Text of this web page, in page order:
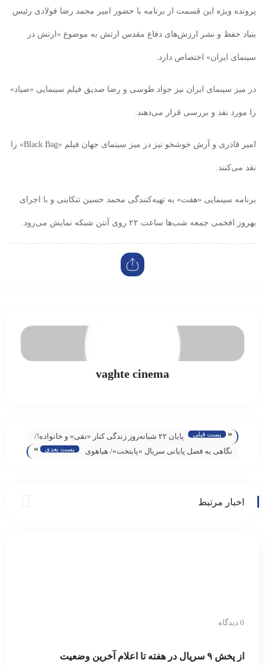
پرونده ویژه این قسمت از برنامه با حضور امیر محمد رضا فولادی رئیس
بنیاد حفظ و نشر ارزش‌های دفاع مقدس ارتش به موضوع «ارتش در
سینمای ایران» اختصاص دارد.
در میز سینمای ایران نیز جواد طوسی و رضا صدیق فیلم سینمایی «صیاد»
را مورد نقد و بررسی قرار می‌دهند.
امیر قادری و آرش خوشخو نیز در میز سینمای جهان فیلم «Black Bag» را
نقد می‌کنند.
برنامه سینمایی «هفت» به تهیه‌کنندگی محمد حسین تنکابنی و با اجرای
بهروز افخمی جمعه شب‌ها ساعت ۲۲ روی آنتن شبکه نمایش ‌می‌رود.
vaghte cinema
« پست قبلی
پایان ٢٢ شبانه‌روز زندگی کنار «نقی» و خانواده!/
نظرخواهی «وقت سینما»؛ از «پایتخت ٧»
نگاهی به فصل پایانی سریال «پایتخت»/ هیاهوی
پست بعدی »
اخبار مرتبط
0 دیدگاه
از پخش ۹ سریال در هفته تا اعلام آخرین وضعیت